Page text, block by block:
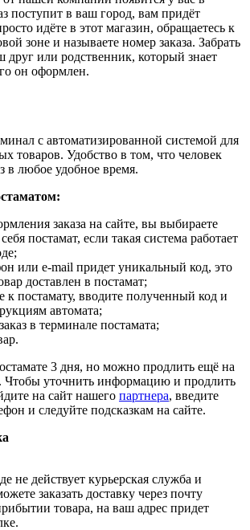
поступит в ваш город, вам придёт
идёте в этот магазин, обращаетесь к
зоне и называете номер заказа. Забрать
или родственник, который знает
он оформлен.
с автоматизированной системой для
товаров. Удобство в том, что человек
в любое удобное время.
заказа на сайте, вы выбираете
постамат, если такая система работает
или e-mail придет уникальный код, это
доставлен в постамат;
к постамату, вводите полученный код и
автомата;
в терминале постамата;
3 дня, но можно продлить ещё на
Чтобы уточнить информацию и продлить
на сайт нашего партнера, введите
и следуйте подсказкам на сайте.
не действует курьерская служба и
заказать доставку через почту
товара, на ваш адрес придет